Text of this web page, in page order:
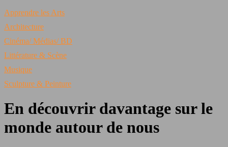
Apprendre les Arts
Architecture
Cinéma/ Médias/ BD
Littérature & Scène
Musique
Sculpture & Peinture
En découvrir davantage sur le
monde autour de nous